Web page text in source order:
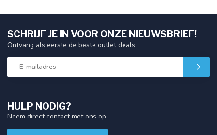
HULP NODIG?
Neem direct contact met ons op.
SCHRIJF JE IN VOOR ONZE NIEUWSBRIEF!
Ontvang als eerste de beste outlet deals